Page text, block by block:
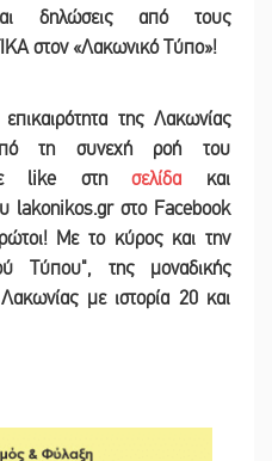
δηλώσεις από τους
στον «Λακωνικό Τύπο»!
της Λακωνίας
τη συνεχή ροή του
like στησελίδα και
lakonikos.gr στο Facebook
Με το κύρος και την
Τύπου", της μοναδικής
με ιστορία 20 και